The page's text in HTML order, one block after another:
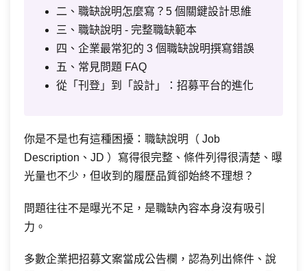
二、職缺說明怎麼寫？5 個關鍵設計思維
三、職缺說明 - 完整職缺範本
四、企業最常犯的 3 個職缺說明撰寫錯誤
五、常見問題 FAQ
從「刊登」到「設計」：招募平台的進化
你是不是也有這種困擾：職缺說明（ Job
Description、JD ）寫得很完整、條件列得很清楚、曝
光量也不少，但收到的履歷品質卻始終不理想？
問題往往不是曝光不足，是職缺內容本身沒有吸引
力。
多數企業把招募文案當成公告欄，認為列出條件、說